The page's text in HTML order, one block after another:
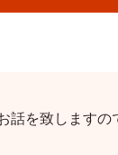
話を致しますの